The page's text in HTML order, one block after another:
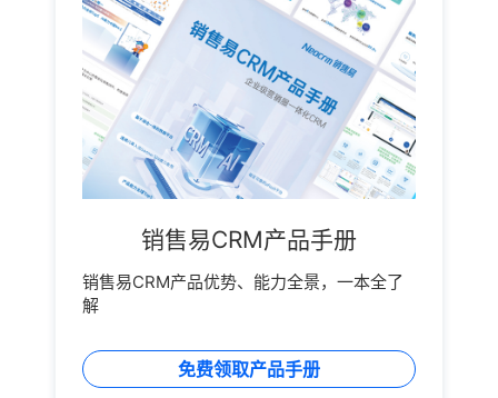
销售易CRM产品手册
销售易CRM产品优势、能力全景，一本全了
解
免费领取产品手册